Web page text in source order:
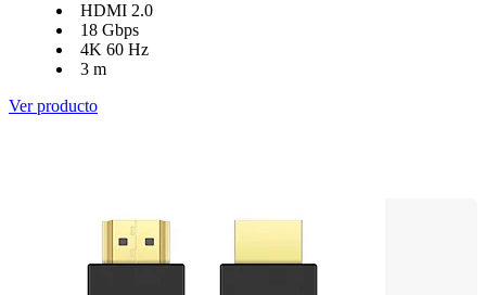
HDMI 2.0
18 Gbps
4K 60 Hz
3 m
Ver producto